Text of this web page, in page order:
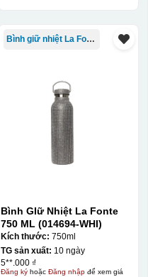
Bình giữ nhiệt La Fonte
Bình GIữ Nhiệt La Fonte
750 ML (014694-WHI)
Kích thước: 750ml
TG sản xuất: 10 ngày
5**.000 ₫
Đăng kýhoặc Đăng nhậpđể xem giá